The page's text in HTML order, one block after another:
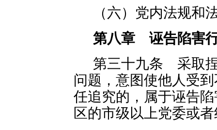
（六）党内法规和
第八章 诬告陷害
第三十九条 采取
问题，意图使他人受
任追究的，属于诬告
区的市级以上党委或